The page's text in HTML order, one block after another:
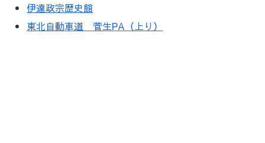
伊達政宗歴史館
東北自動車道 菅生PA（上り）